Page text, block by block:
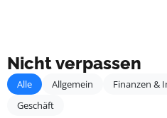
Nicht verpassen
Alle Allgemein Finanzen &
Geschäft